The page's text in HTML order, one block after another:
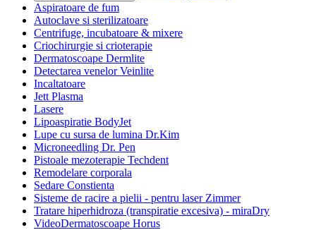
Aspiratoare de fum
Autoclave si sterilizatoare
Centrifuge, incubatoare & mixere
Criochirurgie si crioterapie
Dermatoscoape Dermlite
Detectarea venelor Veinlite
Incaltatoare
Jett Plasma
Lasere
Lipoaspiratie BodyJet
Lupe cu sursa de lumina Dr.Kim
Microneedling Dr. Pen
Pistoale mezoterapie Techdent
Remodelare corporala
Sedare Constienta
Sisteme de racire a pielii - pentru laser Zimmer
Tratare hiperhidroza (transpiratie excesiva) - miraDry
VideoDermatoscoape Horus